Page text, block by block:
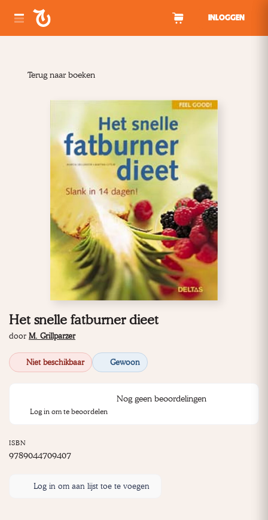
INLOGGEN
Terug naar boeken
Het snelle fatburner dieet
door M. Grillparzer
Niet beschikbaar Gewoon
Nog geen beoordelingen
Log in om te beoordelen
ISBN
9789044709407
Log in om aan lijst toe te voegen